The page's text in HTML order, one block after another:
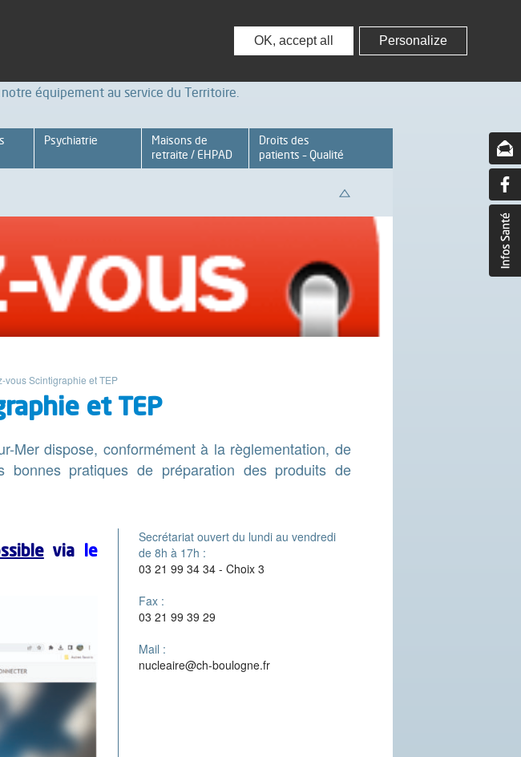
équipement au service du Territoire.
Psychiatrie
Maisons de
retraite / EHPAD
Droits des
patients – Qualité
vous Scintigraphie et TEP
et TEP
Mer dispose, conformément à la règlementation, de
pratiques de préparation des produits de
via le
Secrétariat ouvert du lundi au vendredi
de 8h à 17h :
03 21 99 34 34 - Choix 3
Fax :
03 21 99 39 29
Mail :
nucleaire@ch-boulogne.fr
OK, accept all Personalize